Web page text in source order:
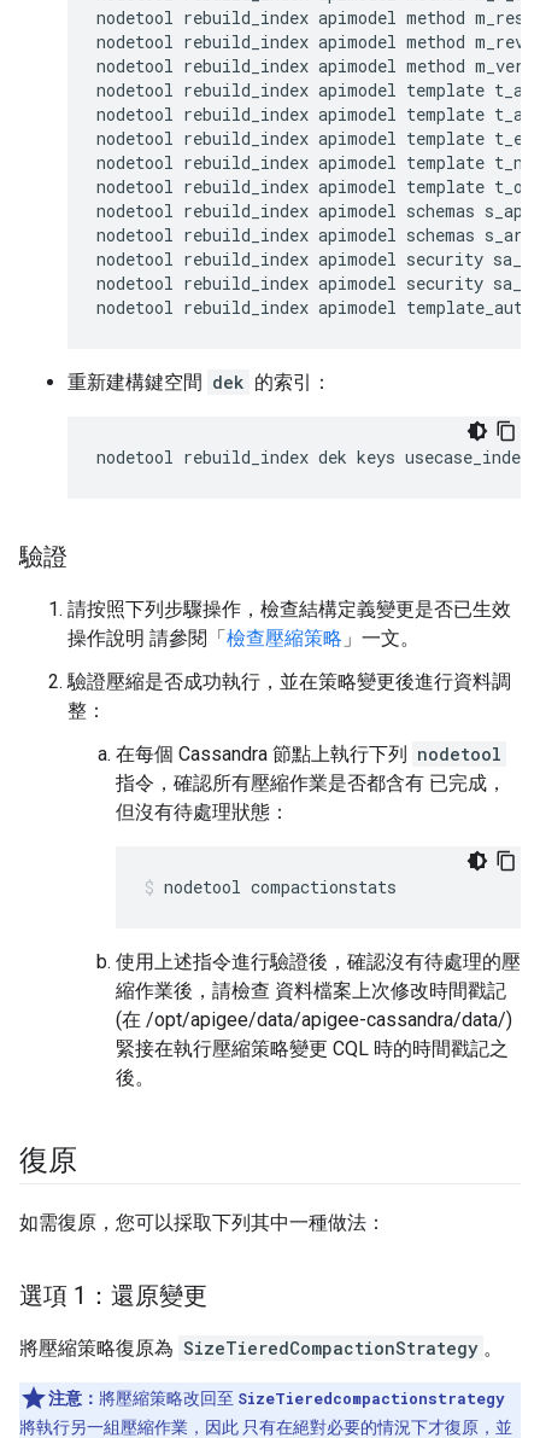
nodetool rebuild_index apimodel method
nodetool rebuild_index apimodel method
nodetool rebuild_index apimodel method m_verb
nodetool rebuild_index apimodel template
nodetool rebuild_index apimodel template
nodetool rebuild_index apimodel template
nodetool rebuild_index apimodel template
nodetool rebuild_index apimodel template
nodetool rebuild_index apimodel schemas
nodetool rebuild_index apimodel schemas
nodetool rebuild_index apimodel security
nodetool rebuild_index apimodel security
nodetool rebuild_index apimodel template_auth
重新建構鍵空間 dek 的索引：
nodetool rebuild_index dek keys usecase_index
驗證
請按照下列步驟操作，檢查結構定義變更是否已生效
操作說明 請參閱「檢查壓縮策略 」一文。
驗證壓縮是否成功執行，並在策略變更後進行資料調
整：
在每個 Cassandra 節點上執行下列 nodetool
指令，確認所有壓縮作業是否都含有 已完成，
但沒有待處理狀態：
nodetool compactionstats
使用上述指令進行驗證後，確認沒有待處理的壓
縮作業後，請檢查 資料檔案上次修改時間戳記
(在 /opt/apigee/data/apigee-cassandra/data/)
緊接在執行壓縮策略變更 CQL 時的時間戳記之
後。
復原
如需復原，您可以採取下列其中一種做法：
選項 1：還原變更
將壓縮策略復原為 SizeTieredCompactionStrategy 。
注意： 將壓縮策略改回至 SizeTieredcompactionstrategy
將執行另一組壓縮作業，因此 只有在絕對必要的情況下才復原，並